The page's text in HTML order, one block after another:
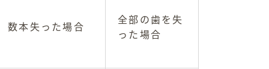
数本失った場合
全部の歯を失
った場合